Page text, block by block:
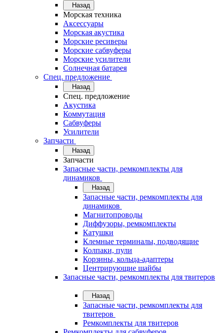
Назад
Морская техника
Аксессуары
Морская акустика
Морские ресиверы
Морские сабвуферы
Морские усилители
Солнечная батарея
Спец. предложение
Назад
Спец. предложение
Акустика
Коммутация
Сабвуферы
Усилители
Запчасти
Назад
Запчасти
Запасные части, ремкомплекты для
динамиков
Назад
Запасные части, ремкомплекты для
динамиков
Магнитопроводы
Диффузоры, ремкомплекты
Катушки
Клемные терминалы, подводящие
Колпаки, пули
Корзины, кольца-адаптеры
Центрирующие шайбы
Запасные части, ремкомплекты для твитеров
Назад
Запасные части, ремкомплекты для
твитеров
Ремкомплекты для твитеров